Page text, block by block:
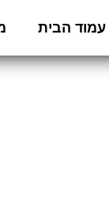
עמוד הבית